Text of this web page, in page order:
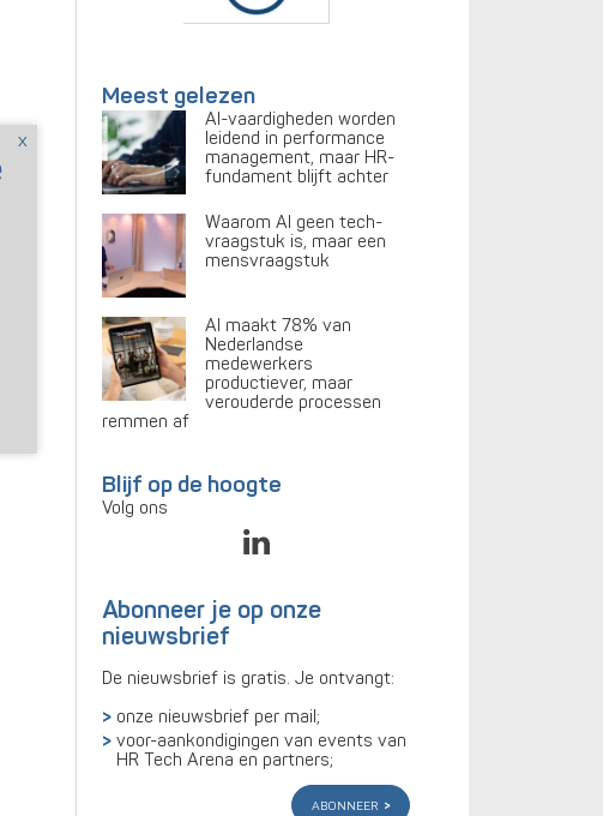
Meest gelezen
AI-vaardigheden worden
leidend in performance
management, maar HR-
fundament blijft achter
Waarom AI geen tech-
vraagstuk is, maar een
mensvraagstuk
AI maakt 78% van
Nederlandse
medewerkers
productiever, maar
verouderde processen
remmen af
Blijf op de hoogte
Volg ons
Abonneer je op onze
nieuwsbrief
De nieuwsbrief is gratis. Je ontvangt:
onze nieuwsbrief per mail;
voor-aankondigingen van events van
HR Tech Arena en partners;
abonneer